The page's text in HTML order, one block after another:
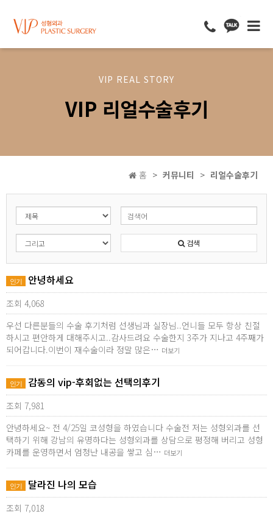
VIP REAL STORY
VIP 리얼수술후기
홈 커뮤니티 리얼수술후기
검색
인기 안녕하세요
조회 4,068
우선 다른분들의 수술 후기처럼 선생님과 실장님..언니들 모두 항상 친절
하시고 편안하게 대해주시고..감사드려요 수술한지 3주가 지나고 4주째가
되어갑니다.이번이 재수술이라 정말 많은… 더보기
인기 감동의 vip-후회없는 선택의후기
조회 7,981
안녕하세요~ 전 4/25일 코성형을 하였습니다 수술전 저는 성형외과를 선
택하기 위해 강남의 유명하다는 성형외과를 상담으로 평정해 버리고 성형
카페를 운영하면서 엄청난 내공을 쌓고 심… 더보기
인기 달라진 나의 모습
조회 7,018